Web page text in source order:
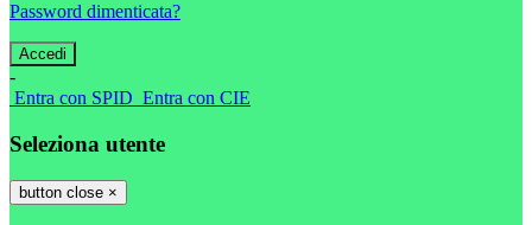
Password dimenticata?
-
Entra con SPID Entra con CIE
Seleziona utente
button close ×